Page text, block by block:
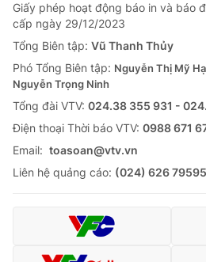
Giấy phép hoạt động báo in và báo
cấp ngày 29/12/2023
Tổng Biên tập: Vũ Thanh Thủy
Phó Tổng Biên tập: Nguyễn Thị Mỹ
Nguyễn Trọng Ninh
Tổng đài VTV: 024.38 355 931 -
Ðiện thoại Thời báo VTV: 0988 671
Email: toasoan@vtv.vn
Liên hệ quảng cáo: (024) 626 79595